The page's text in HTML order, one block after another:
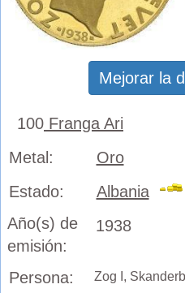
Mejorar la
100 Franga Ari
Metal:
Oro
Estado:
Albania
Año(s) de
emisión:
1938
Persona: Zog I,